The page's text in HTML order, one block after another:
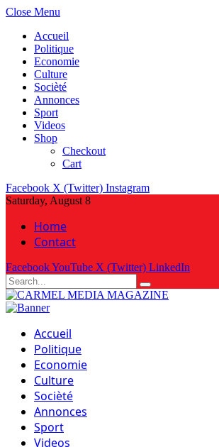
Close Menu
Accueil
Politique
Economie
Culture
Socièté
Annonces
Sport
Videos
Shop
Checkout
Cart
Facebook X (Twitter) Instagram
Saturday, August 8
Home
Contact
FacebookYouTube X (Twitter) LinkedIn
Accueil
Politique
Economie
Culture
Socièté
Annonces
Sport
Videos